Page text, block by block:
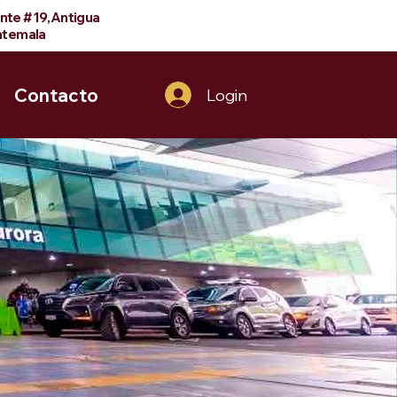
#19,Antigua
Contacto Login